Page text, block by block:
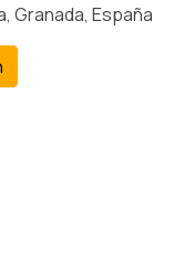
Granada, España